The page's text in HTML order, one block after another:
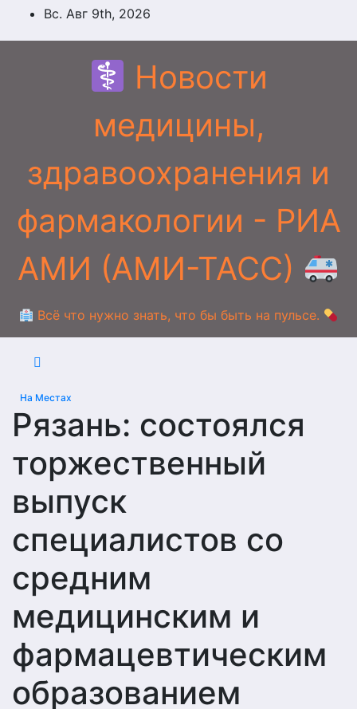
ПерейтиВс. Авг 9th, 2026
Новости
медицины,
здравоохранения и
фармакологии - РИА
АМИ (АМИ-ТАСС)
Всё что нужно знать, что бы быть на пульсе.
На Местах
Рязань: состоялся
торжественный
выпуск
специалистов со
средним
медицинским и
фармацевтическим
образованием